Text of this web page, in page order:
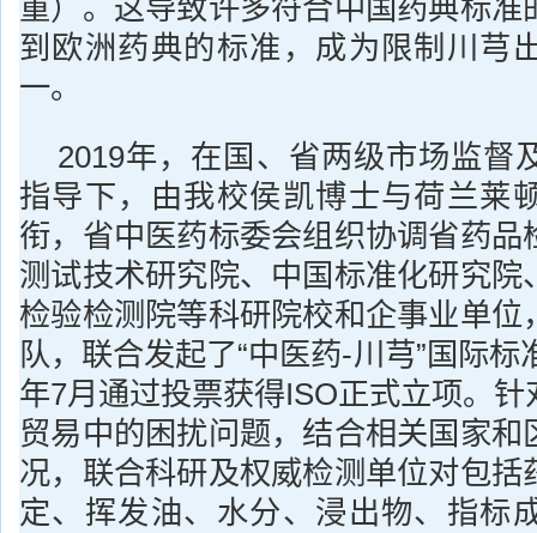
重）。这导致许多符合中国药典标准
到欧洲药典的标准，成为限制川芎
一。
2019年，在国、省两级市场监督
指导下，由我校侯凯博士与荷兰莱
衔，省中医药标委会组织协调省药品
测试技术研究院、中国标准化研究院
检验检测院等科研院校和企事业单位
队，联合发起了“中医药-川芎”国际标
年7月通过投票获得ISO正式立项。
贸易中的困扰问题，结合相关国家和
况，联合科研及权威检测单位对包括
定、挥发油、水分、浸出物、指标